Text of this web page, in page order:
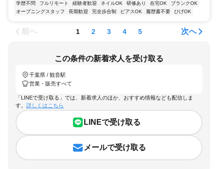
学歴不問
フルリモート 経験者歓迎 ネイルOK 研修あり 在宅OK
ブランクOK
オープニングスタッフ
長期歓迎 完全歩合制 ピアスOK 履歴書不要 ひげOK
前へ 1 2 3 4 5 次へ
この条件の新着求人を受け取る
千葉県 / 観音駅
営業・販売すべて
「LINEで受け取る」では、新着求人のほか、おすすめ情報なども配信しま
す。 詳しくはこちら
LINEで受け取る
メールで受け取る